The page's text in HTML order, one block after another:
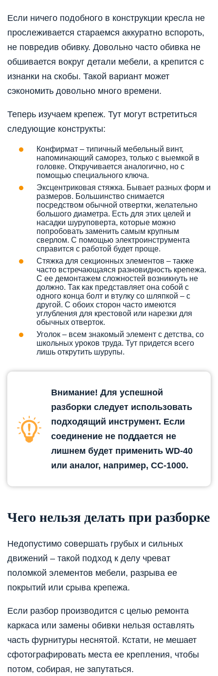
Если ничего подобного в конструкции кресла не
прослеживается стараемся аккуратно вспороть,
не повредив обивку. Довольно часто обивка не
обшивается вокруг детали мебели, а крепится с
изнанки на скобы. Такой вариант может
сэкономить довольно много времени.
Теперь изучаем крепеж. Тут могут встретиться
следующие конструкты:
Конфирмат – типичный мебельный винт,
напоминающий саморез, только с выемкой в
головке. Откручивается аналогично, но с
помощью специального ключа.
Эксцентриковая стяжка. Бывает разных форм и
размеров. Большинство снимается
посредством обычной отвертки, желательно
большого диаметра. Есть для этих целей и
насадки шуруповерта, которые можно
попробовать заменить самым крупным
сверлом. С помощью электроинструмента
справится с работой будет проще.
Стяжка для секционных элементов – также
часто встречающаяся разновидность крепежа.
С ее демонтажем сложностей возникнуть не
должно. Так как представляет она собой с
одного конца болт и втулку со шляпкой – с
другой. С обоих сторон часто имеются
углубления для крестовой или нарезки для
обычных отверток.
Уголок – всем знакомый элемент с детства, со
школьных уроков труда. Тут придется всего
лишь открутить шурупы.
Внимание! Для успешной
разборки следует использовать
подходящий инструмент. Если
соединение не поддается не
лишнем будет применить WD-40
или аналог, например, СС-1000.
Чего нельзя делать при разборке
Недопустимо совершать грубых и сильных
движений – такой подход к делу чреват
поломкой элементов мебели, разрыва ее
покрытий или срыва крепежа.
Если разбор производится с целью ремонта
каркаса или замены обивки нельзя оставлять
часть фурнитуры неснятой. Кстати, не мешает
сфотографировать места ее крепления, чтобы
потом, собирая, не запутаться.